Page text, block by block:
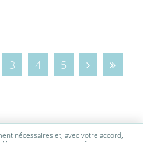
nécessaires et, avec votre accord,
3 4 5